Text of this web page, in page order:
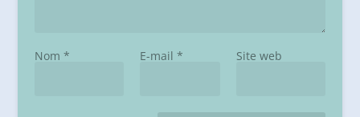
Nom * E-mail * Site web